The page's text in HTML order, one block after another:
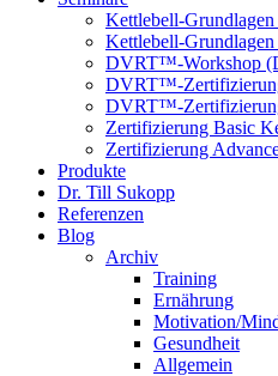
Kettlebell-Grundlagen
Kettlebell-Grundlagen
DVRT™-Workshop
DVRT™-
DVRT™-
Zertifizierung Basic
Zertifizierung
Produkte
Dr. Till Sukopp
Referenzen
Blog
Archiv
Training
Ernährung
Motivation/
Gesundheit
Allgemein